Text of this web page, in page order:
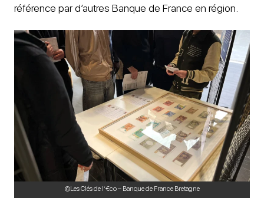
référence par d’autres Banque de France en région.
©Les Clés de l’€co – Banque de France Bretagne